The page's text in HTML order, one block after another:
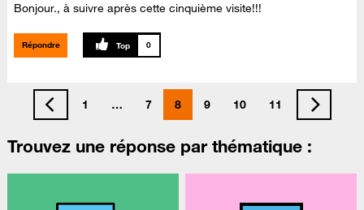
Bonjour., à suivre après cette cinquième visite!!!
Répondre 0
1 … 7 8 9 10 11
Trouvez une réponse par thématique :